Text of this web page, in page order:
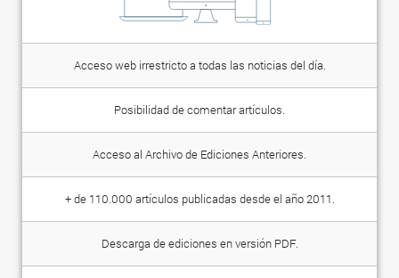
Acceso web irrestricto a todas las noticias del día.
Posibilidad de comentar artículos.
Acceso al Archivo de Ediciones Anteriores.
+ de 110.000 artículos publicadas desde el año 2011.
Descarga de ediciones en versión PDF.